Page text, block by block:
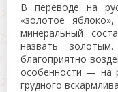
В переводе на
«золотое
минеральный
назвать
благоприятно
особенности — на
грудного